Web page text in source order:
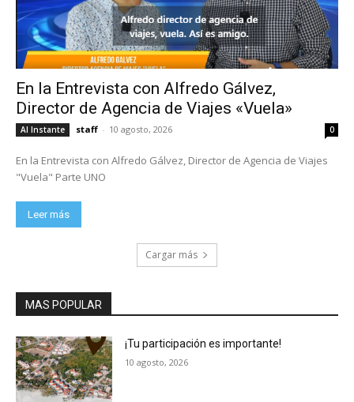
En la Entrevista con Alfredo Gálvez,
Director de Agencia de Viajes «Vuela»
Al Instante staff - 10 agosto, 2026 0
En la Entrevista con Alfredo Gálvez, Director de Agencia de Viajes
"Vuela" Parte UNO
Leer más
Cargar más
MAS POPULAR
¡Tu participación es importante!
10 agosto, 2026